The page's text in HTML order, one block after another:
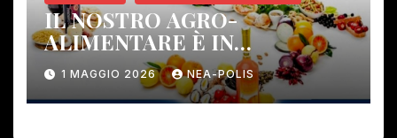
IL NOSTRO AGRO-
ALIMENTARE È IN
PERICOLO!
1 MAGGIO 2026 NEA-POLIS